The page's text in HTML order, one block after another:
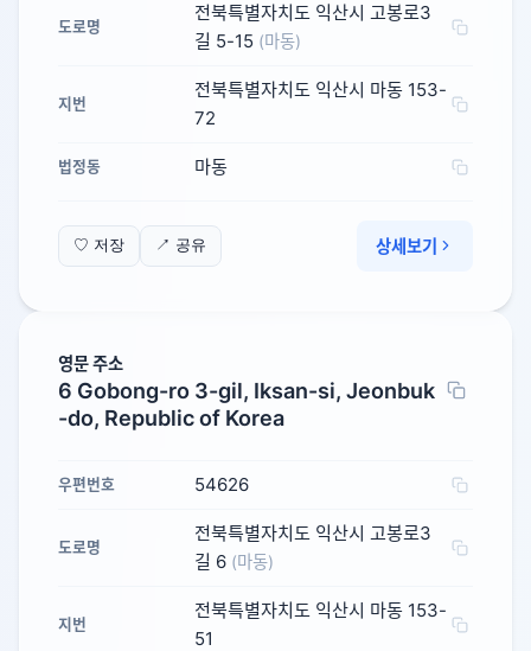
도로명
전북특별자치도 익산시 고봉로3
길 5-15 (마동)
지번
전북특별자치도 익산시 마동 153-
72
법정동 마동
♡ 저장 ↗ 공유 상세보기
영문 주소
6 Gobong-ro 3-gil, Iksan-si, Jeonbuk
-do, Republic of Korea
우편번호 54626
도로명
전북특별자치도 익산시 고봉로3
길 6 (마동)
지번
전북특별자치도 익산시 마동 153-
51